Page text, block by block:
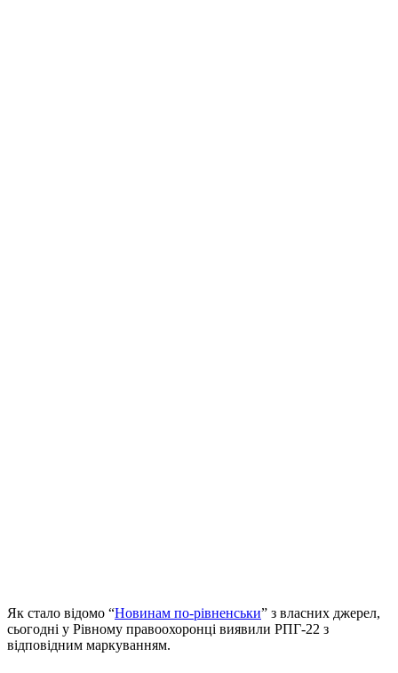
Як стало відомо “Новинам по-рівненськи” з власних джерел,
сьогодні у Рівному правоохоронці виявили РПГ-22 з
відповідним маркуванням.